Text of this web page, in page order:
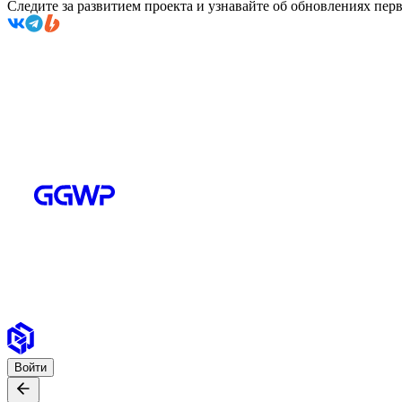
Следите за развитием проекта и узнавайте об обновлениях
Войти